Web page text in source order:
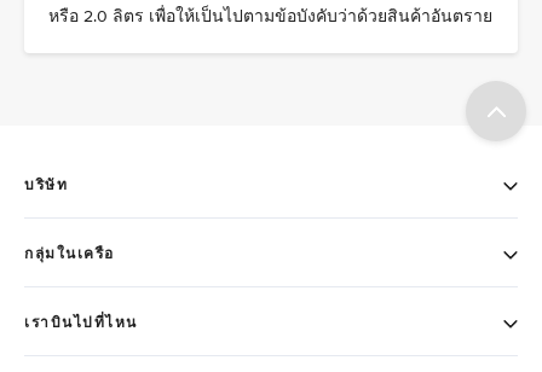
หรือ 2.0 ลิตร เพื่อให้เป็นไปตามข้อบังคับว่าด้วยสินค้าอันตราย